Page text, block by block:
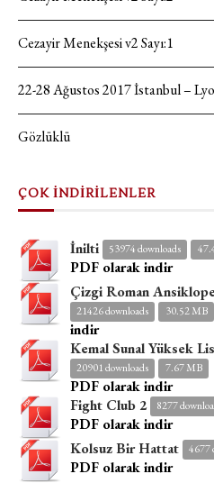
Cezayir Menekşesi v2 Sayı:1
22-28 Ağustos 2017 İstanbul –
Gözlüklü
ÇOK İNDİRİLENLER
İnilti 53974 downloads
PDF olarak indir
Çizgi Roman
21426 downloads 30.52 MB
indir
Kemal Sunal Yüksek
20901 downloads 7.67 MB
PDF olarak indir
Fight Club 2
8277
PDF olarak indir
Kolsuz Bir Hattat
4677
PDF olarak indir